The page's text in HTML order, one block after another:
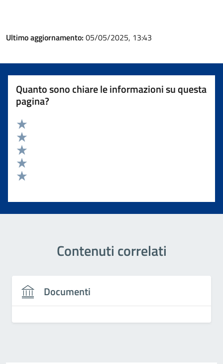
Ultimo aggiornamento: 05/05/2025, 13:43
Quanto sono chiare le informazioni su questa
pagina?
Valuta 5 stelle su 5
Valuta 4 stelle su 5
Valuta 3 stelle su 5
Valuta 2 stelle su 5
Contenuti correlati
Documenti